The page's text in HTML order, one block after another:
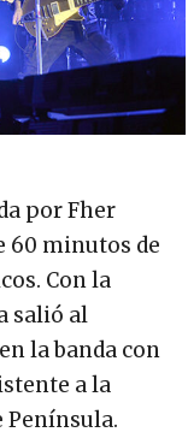
por Fher
60 minutos de
Con la
salió al
la banda con
a la
Península.